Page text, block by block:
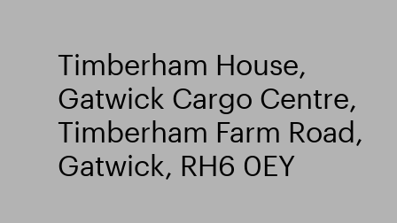
Odpowiedzialny SEGRO Posiadłość
Inteligentny park
Timberham House,
Gatwick Cargo Centre,
Timberham Farm Road,
Gatwick, RH6 0EY